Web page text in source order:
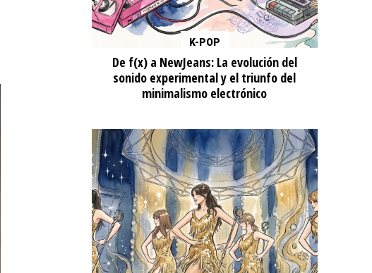
K-POP
De f(x) a NewJeans: La evolución del
sonido experimental y el triunfo del
minimalismo electrónico